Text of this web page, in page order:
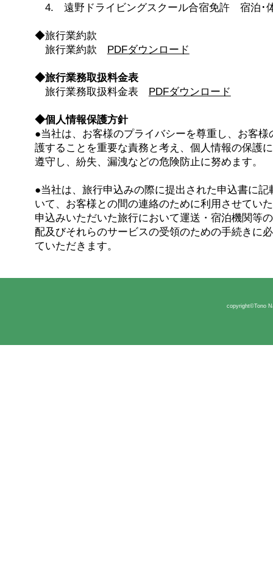
4. 遠野ドライビングスクール合宿免許 宿泊･
◆旅行業約款
旅行業約款 PDFダウンロード
◆旅行業務取扱料金表
旅行業務取扱料金表 PDFダウンロード
◆個人情報保護方針
●当社は、お客様のプライバシーを尊重し、お客
護することを重要な責務と考え、個人情報の保護
遵守し、紛失、漏洩などの危険防止に努めます。
●当社は、旅行申込みの際に提出された申込書に
いて、お客様との間の連絡のために利用させてい
申込みいただいた旅行において運送・宿泊機関等
配及びそれらのサービスの受領のための手続きに
ていただきます。
copyright©Tono